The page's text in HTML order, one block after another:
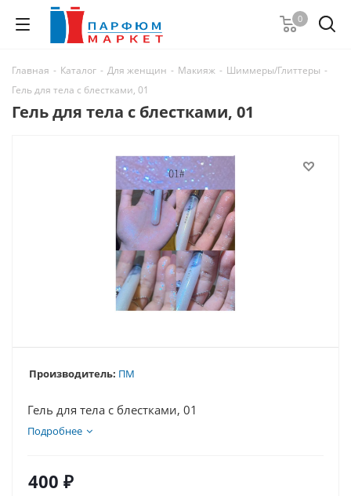
0
Главная - Каталог - Для женщин - Макияж - Шиммеры/Глиттеры -
Гель для тела с блестками, 01
Гель для тела с блестками, 01
Производитель: ПМ
Гель для тела с блестками, 01
Подробнее
400 ₽